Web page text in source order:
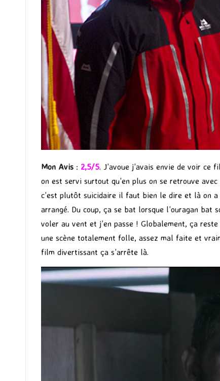
Mon Avis : 2,5/5. J’avoue j’avais envie de voir
on est servi surtout qu’en plus on se retrouve
c’est plutôt suicidaire il faut bien le dire et là on a
arrangé. Du coup, ça se bat lorsque l’ouragan
voler au vent et j’en passe ! Globalement, ça
une scène totalement folle, assez mal faite et
film divertissant ça s’arrête là.